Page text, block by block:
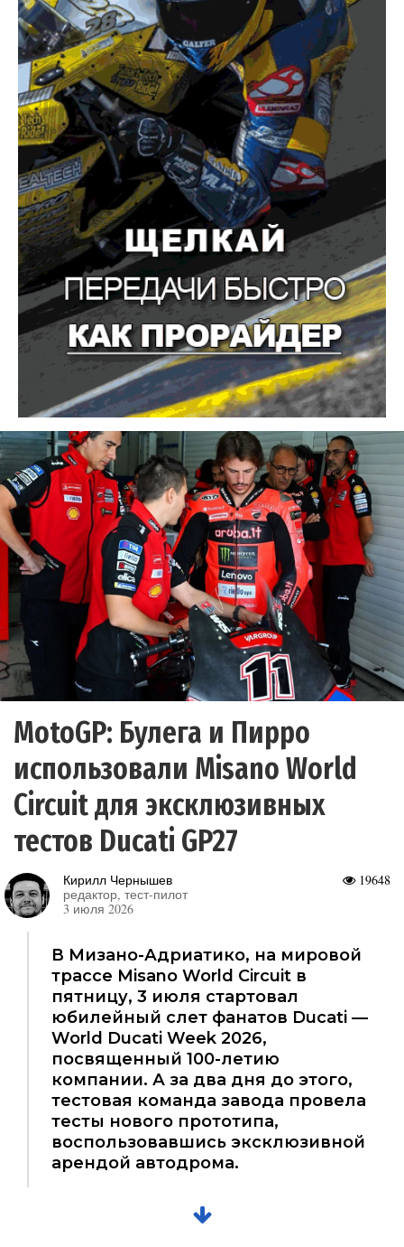
MotoGP: Булега и Пирро
использовали Misano World
Circuit для эксклюзивных
тестов Ducati GP27
19648
Кирилл Чернышев
редактор, тест-пилот
3 июля 2026
В Мизано-Адриатико, на мировой
трассе Misano World Circuit в
пятницу, 3 июля стартовал
юбилейный слет фанатов Ducati —
World Ducati Week 2026,
посвященный 100-летию
компании. А за два дня до этого,
тестовая команда завода провела
тесты нового прототипа,
воспользовавшись эксклюзивной
арендой автодрома.